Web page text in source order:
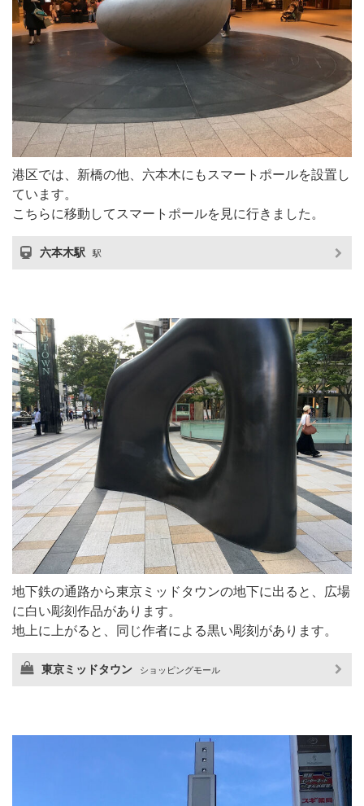
港区では、新橋の他、六本木にもスマートポールを設置し
ています。
こちらに移動してスマートポールを見に行きました。
六本木駅 駅
地下鉄の通路から東京ミッドタウンの地下に出ると、広場
に白い彫刻作品があります。
地上に上がると、同じ作者による黒い彫刻があります。
東京ミッドタウン ショッピングモール